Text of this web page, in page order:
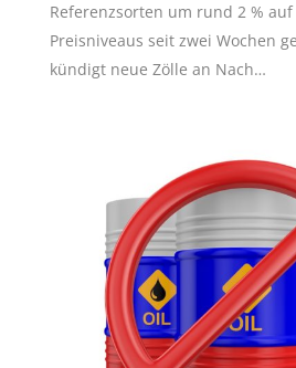
Referenzsorten um rund 2 %
Preisniveaus seit zwei Wochen
kündigt neue Zölle an Nach…